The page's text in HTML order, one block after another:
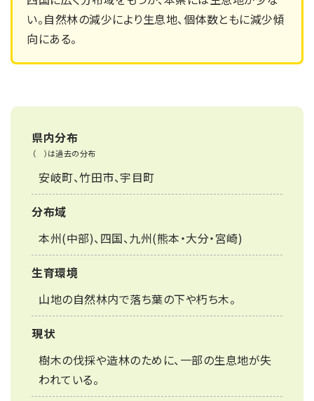
い。自然林の減少により生息地、個体数ともに減少傾
向にある。
県内分布
（ ）は過去の分布
安岐町、竹田市、宇目町
分布域
本州(中部)、四国、九州(熊本・大分・宮崎)
生育環境
山地の自然林内で落ち葉の下や朽ち木。
現状
樹木の伐採や造林のために、一部の生息地が失
われている。